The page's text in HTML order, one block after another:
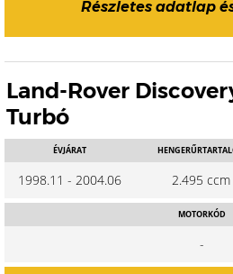
Részletes adatlap
Land-Rover
Turbó
ÉVJÁRAT
1998.11 - 2004.06 2.495 ccm
MOTORKÓD
-